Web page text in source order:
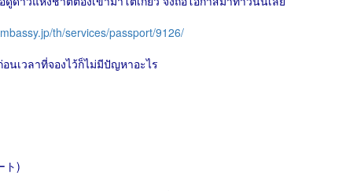
th/services/passport/9126/
อนเวลาที่จองไว้ก็ไม่มีปัญหาอะไร
ト)